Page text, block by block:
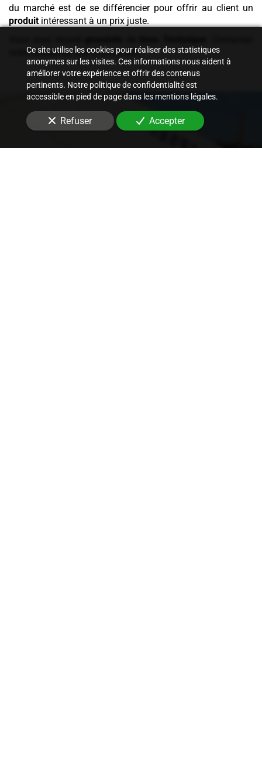
du marché est de se différencier pour offrir au client un
produitintéressant à un prix juste.
notre entreprise dès maintenant.
Ce site utilise les cookies pour réaliser des statistiques
anonymes sur les visites. Ces informations nous aident à
améliorer votre expérience et offrir des contenus
pertinents. Notre politique de confidentialité est
accessible en pied de page dans les mentions légales.
Refuser Accepter